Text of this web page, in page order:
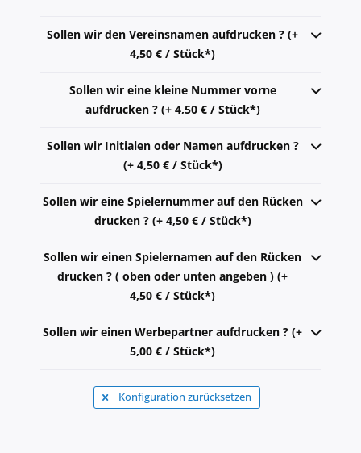
Sollen wir den Vereinsnamen aufdrucken ? (+
4,50 € / Stück*)
Sollen wir eine kleine Nummer vorne
aufdrucken ? (+ 4,50 € / Stück*)
Sollen wir Initialen oder Namen aufdrucken ?
(+ 4,50 € / Stück*)
Sollen wir eine Spielernummer auf den Rücken
drucken ? (+ 4,50 € / Stück*)
Sollen wir einen Spielernamen auf den Rücken
drucken ? ( oben oder unten angeben ) (+
4,50 € / Stück*)
Sollen wir einen Werbepartner aufdrucken ? (+
5,00 € / Stück*)
Konfiguration zurücksetzen